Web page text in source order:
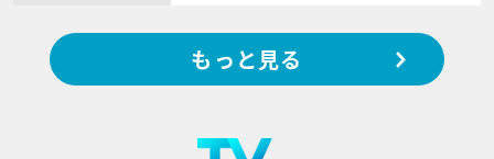
もっと見る